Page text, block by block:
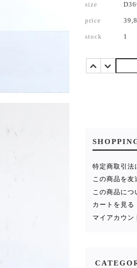
size
price
stock 1
特定商取引法
この商品を友
この商品に
カートを見る
マイアカウン